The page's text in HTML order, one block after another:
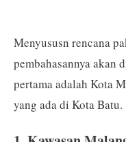
Menyususn rencana
pembahasannya akan
pertama adalah Kota
yang ada di Kota Batu.